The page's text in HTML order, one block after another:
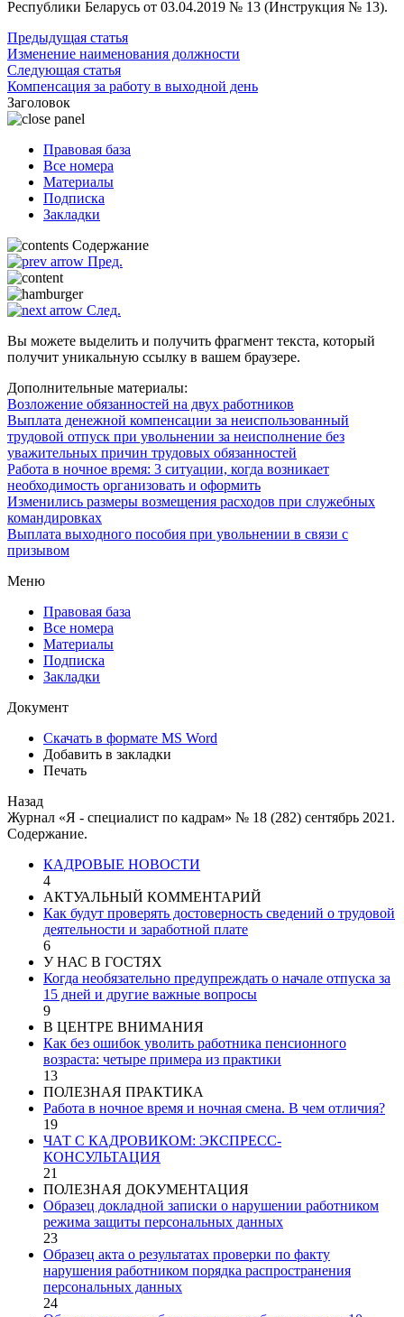
Респуб­лики Беларусь от 03.04.2019 № 13 (Инструкция № 13).
Предыдущая статья
Изменение наименования должности
Следующая статья
Компенсация за работу в выходной день
Заголовок
Правовая база
Все номера
Материалы
Подписка
Закладки
Содержание
Пред.
След.
Вы можете выделить и получить фрагмент текста, который
получит уникальную ссылку в вашем браузере.
Дополнительные материалы:
Возложение обязанностей на двух работников
Выплата денежной компенсации за неиспользованный
трудовой отпуск при увольнении за неисполнение без
уважительных причин трудовых обязанностей
Работа в ночное время: 3 ситуации, когда возникает
необходимость организовать и оформить
Изменились размеры возмещения расходов при служебных
командировках
Выплата выходного пособия при увольнении в связи с
призывом
Меню
Правовая база
Все номера
Материалы
Подписка
Закладки
Документ
Скачать в формате MS Word
Добавить в закладки
Печать
Назад
Журнал «Я - специалист по кадрам» № 18 (282) сентябрь 2021.
Содержание.
КАДРОВЫЕ НОВОСТИ
4
АКТУАЛЬНЫЙ КОММЕНТАРИЙ
Как будут проверять достоверность сведений о трудовой
деятельности и заработной плате
6
У НАС В ГОСТЯХ
Когда необязательно предупреждать о начале отпуска за
15 дней и другие важные вопросы
9
В ЦЕНТРЕ ВНИМАНИЯ
Как без ошибок уволить работника пенсионного
возраста: четыре примера из практики
13
ПОЛЕЗНАЯ ПРАКТИКА
Работа в ночное время и ночная смена. В чем отличия?
19
ЧАТ С КАДРОВИКОМ: ЭКСПРЕСС-
КОНСУЛЬТАЦИЯ
21
ПОЛЕЗНАЯ ДОКУМЕНТАЦИЯ
Образец докладной записки о нарушении работником
режима защиты персональных данных
23
Образец акта о результатах проверки по факту
нарушения работником порядка распространения
персональных данных
24